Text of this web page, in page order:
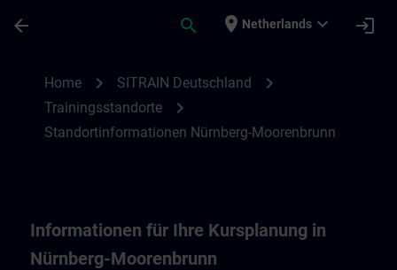
arrow_back search place Netherlands expand_more login
Home chevron_right SITRAIN Deutschland chevron_right
Trainingsstandorte chevron_right
Standortinformationen Nürnberg-Moorenbrunn
Informationen für Ihre Kursplanung in
Nürnberg-Moorenbrunn